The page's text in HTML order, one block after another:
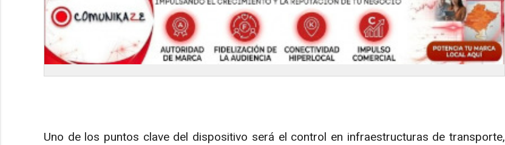
Uno de los puntos clave del dispositivo será el control en infraestructuras de transporte,